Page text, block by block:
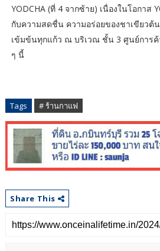
YODCHA (ที่ 4 จากซ้าย) เนื่องในโอกาส
กับความสดชื่น ความอร่อยของชาเขียวต้
เข้มข้นทุกแก้ว ณ บริเวณ ชั้น 3 ศูนย์การค้
ๆ นี้
Tags # ร้านกาแฟ
Share This